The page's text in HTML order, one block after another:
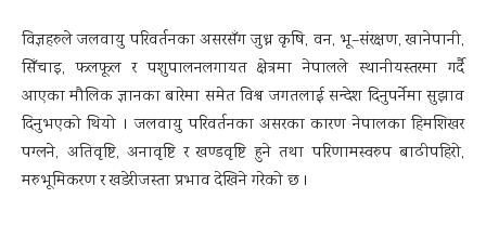
विज्ञहरुले जलवायु परिवर्तनका असरसँग जुध्न कृषि, वन, भू–संरक्षण, खानेपानी,
सिँचाइ, फलफूल र पशुपालनलगायत क्षेत्रमा नेपालले स्थानीयस्तरमा गर्दै
आएका मौलिक ज्ञानका बारेमा समेत विश्व जगतलाई सन्देश दिनुपर्नेमा सुझाव
दिनुभएको थियो । जलवायु परिवर्तनका असरका कारण नेपालका हिमशिखर
पग्लने, अतिवृष्टि, अनावृष्टि र खण्डवृष्टि हुने तथा परिणामस्वरुप बाढीपहिरो,
मरुभूमिकरण र खडेरीजस्ता प्रभाव देखिने गरेको छ ।